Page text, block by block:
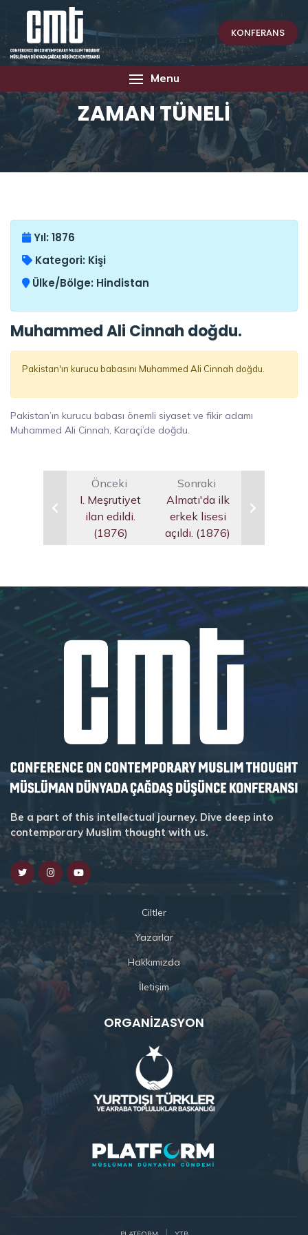
KONFERANS
Menu
ZAMAN TÜNELİ
Yıl: 1876
Kategori: Kişi
Ülke/Bölge: Hindistan
Muhammed Ali Cinnah doğdu.
Pakistan'ın kurucu babasını Muhammed Ali Cinnah doğdu.
Pakistan’ın kurucu babası önemli siyaset ve fikir adamı
Muhammed Ali Cinnah, Karaçi’de doğdu.
Önceki
I. Meşrutiyet
ilan edildi.
(1876)
Sonraki
Almatı'da ilk
erkek lisesi
açıldı. (1876)
Be a part of this intellectual journey. Dive deep into
contemporary Muslim thought with us.
Ciltler
Yazarlar
Hakkımızda
İletişim
ORGANIZASYON